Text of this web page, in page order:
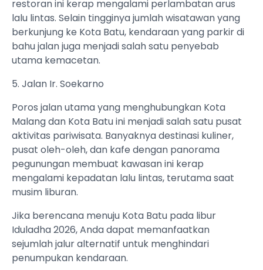
restoran ini kerap mengalami perlambatan arus
lalu lintas. Selain tingginya jumlah wisatawan yang
berkunjung ke Kota Batu, kendaraan yang parkir di
bahu jalan juga menjadi salah satu penyebab
utama kemacetan.
5. Jalan Ir. Soekarno
Poros jalan utama yang menghubungkan Kota
Malang dan Kota Batu ini menjadi salah satu pusat
aktivitas pariwisata. Banyaknya destinasi kuliner,
pusat oleh-oleh, dan kafe dengan panorama
pegunungan membuat kawasan ini kerap
mengalami kepadatan lalu lintas, terutama saat
musim liburan.
Jika berencana menuju Kota Batu pada libur
Iduladha 2026, Anda dapat memanfaatkan
sejumlah jalur alternatif untuk menghindari
penumpukan kendaraan.